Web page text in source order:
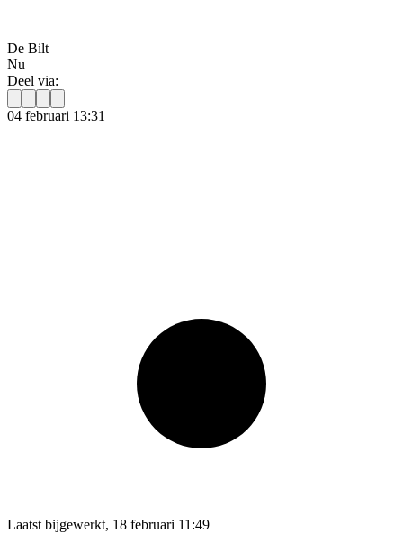
De Bilt
Nu
Deel via:
04 februari 13:31
Laatst bijgewerkt, 18 februari 11:49